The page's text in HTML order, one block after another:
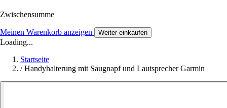
Zwischensumme
Meinen Warenkorb anzeigen Weiter einkaufen
Loading...
Startseite
/ Handyhalterung mit Saugnapf und Lautsprecher Garmin